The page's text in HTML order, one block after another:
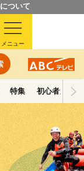
ついて
メニュー
特集 初心者ガイド